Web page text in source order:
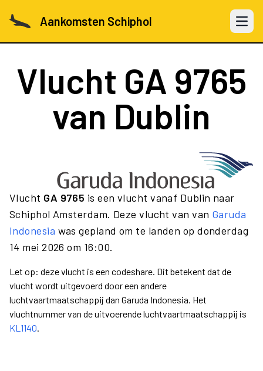
Aankomsten Schiphol Open
Vlucht GA 9765
van Dublin
Vlucht GA 9765 is een vlucht vanaf Dublin naar
Schiphol Amsterdam. Deze vlucht van van Garuda
Indonesia was gepland om te landen op donderdag
14 mei 2026 om 16:00.
Let op: deze vlucht is een codeshare. Dit betekent dat de
vlucht wordt uitgevoerd door een andere
luchtvaartmaatschappij dan Garuda Indonesia. Het
vluchtnummer van de uitvoerende luchtvaartmaatschappij is
KL1140.